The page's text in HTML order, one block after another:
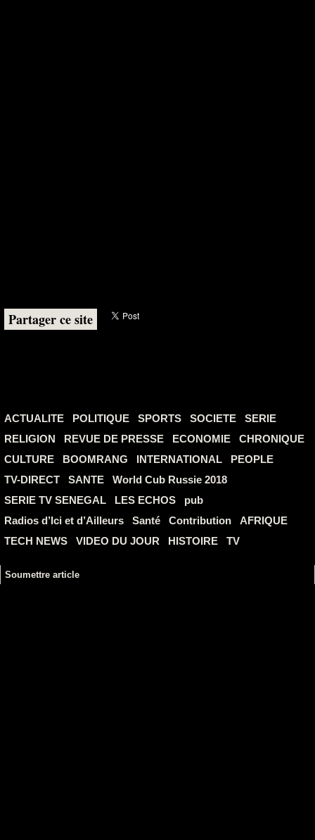
Partager ce site
ACTUALITE POLITIQUE SPORTS SOCIETE
SERIE
RELIGION
REVUE DE PRESSE ECONOMIE
CHRONIQUE
CULTURE
BOOMRANG INTERNATIONAL
PEOPLE
TV-DIRECT
SANTE
World Cub Russie 2018
SERIE TV SENEGAL
LES ECHOS
pub
Radios d’Ici et d’Ailleurs
Santé Contribution
AFRIQUE
TECH NEWS
VIDEO DU JOUR HISTOIRE TV
Soumettre article